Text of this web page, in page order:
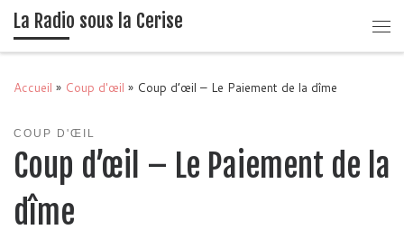
Passer au contenu
La Radio sous la Cerise
Accueil » Coup d'œil » Coup d’œil – Le Paiement de la dîme
COUP D'ŒIL
Coup d’œil – Le Paiement de la
dîme